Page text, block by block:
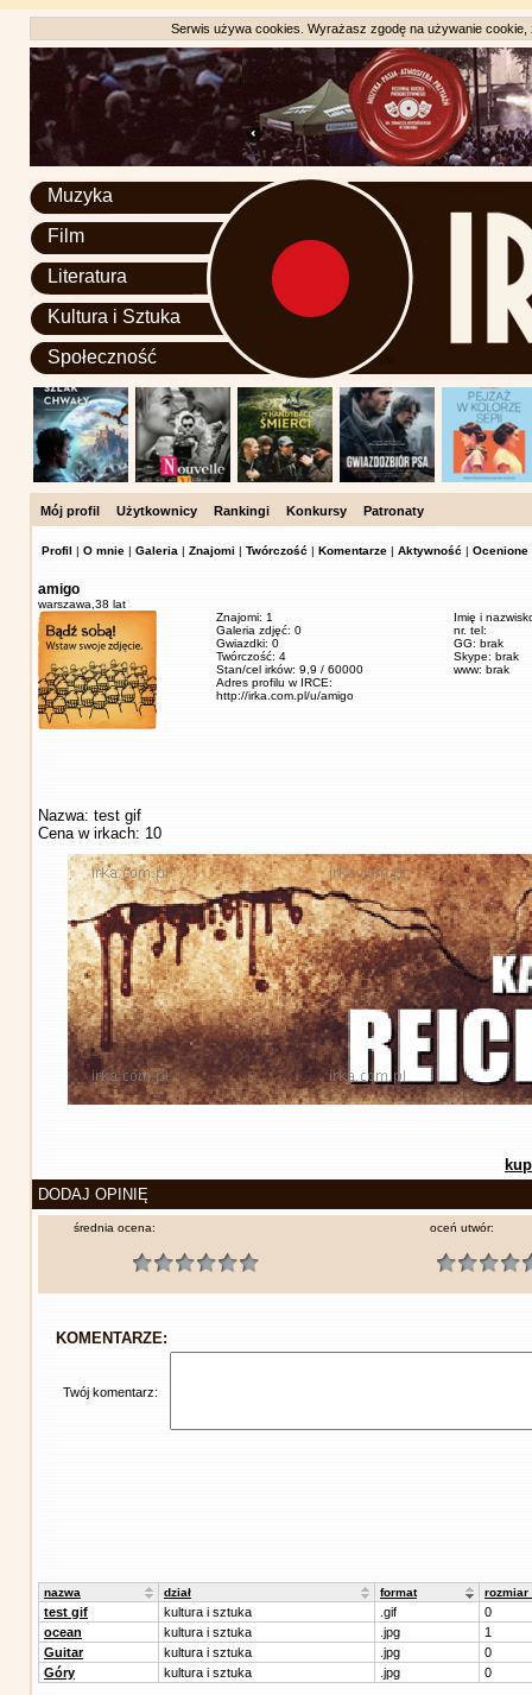
Serwis używa cookies. Wyrażasz zgodę na używanie
Muzyka
Film
Literatura
Kultura i Sztuka
Społeczność
Mój profil Użytkownicy Rankingi Konkursy Patronaty
Profil | O mnie | Galeria | Znajomi | Twórczość | Komentarze | Aktywność | Ocenione
amigo
warszawa, 38 lat
Znajomi: 1
Galeria zdjęć: 0
Gwiazdki: 0
Twórczość: 4
Stan/cel irków: 9,9 / 60000
Adres profilu w IRCE:
http://irka.com.pl/u/amigo
Imię i
nr. tel:
GG: brak
Skype: brak
www: brak
Nazwa: test gif
Cena w irkach: 10
DODAJ OPINIĘ
średnia ocena: oceń utwór:
KOMENTARZE:
Twój komentarz:
nazwa dział format rozmiar
test gif kultura i sztuka .gif
0
ocean
kultura i sztuka .jpg
1
Guitar
kultura i sztuka .jpg
0
Góry
kultura i sztuka .jpg 0